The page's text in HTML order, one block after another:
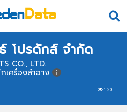
โปรดักส์ จำกัด
CO., LTD.
120
เครื่องสำอาง